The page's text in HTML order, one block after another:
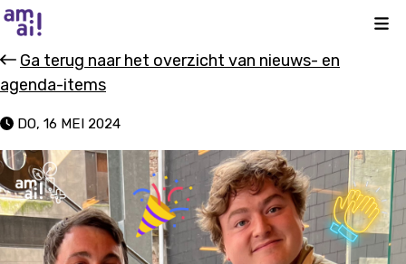
Ga terug naar het overzicht van nieuws- en
agenda-items
DO, 16 MEI 2024